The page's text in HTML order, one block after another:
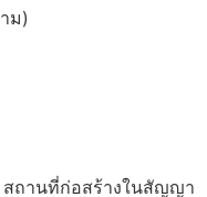
ม)
สถานที่ก่อสร้างในสัญญา